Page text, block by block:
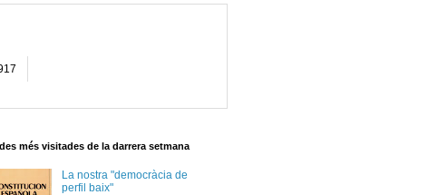
més visitades de la darrera setmana
La nostra "democràcia de
perfil baix"